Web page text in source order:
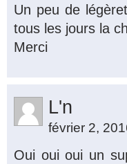
Un peu de
tous les jours la
Merci
L'n
février 2,
Oui oui oui un